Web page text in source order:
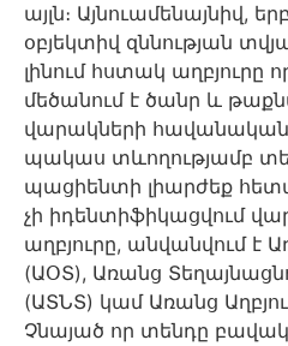
այլն։ Այնուամենայնիվ,
օբյեկտիվ զննության
լինում հստակ աղբյուրը
մեծանում է ծանր և
վարակների
պակաս տևողությամբ
պացիենտի լիարժեք
չի իդենտիֆիկացվում
աղբյուրը, անվանվում է
(ԱՕՏ), Առանց
(ԱՏՆՏ) կամ Առանց
Չնայած որ տենդը